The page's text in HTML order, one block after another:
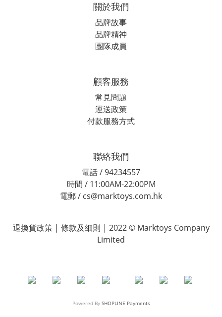
關於我們
品牌故事
品牌精神
團隊成員
顧客服務
常見問題
運送政策
付款服務方式
聯絡我們
電話 / 94234557
時間 / 11:00AM-22:00PM
電郵 / cs@marktoys.com.hk
退換貨政策 | 條款及細則 | 2022 © Marktoys Company
Limited
Powered By SHOPLINE Payments